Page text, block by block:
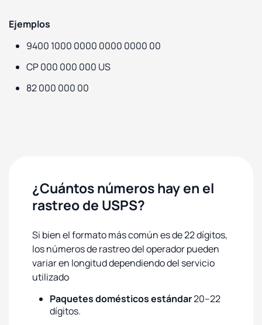
Ejemplos
9400 1000 0000 0000 0000 00
CP 000 000 000 US
82 000 000 00
¿Cuántos números hay en el
rastreo de USPS?
Si bien el formato más común es de 22 dígitos,
los números de rastreo del operador pueden
variar en longitud dependiendo del servicio
utilizado
Paquetes domésticos estándar20–22
dígitos.